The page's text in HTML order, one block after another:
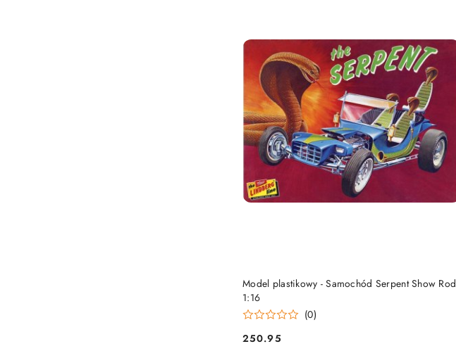
Model plastikowy - Samochód Serpent Show Rod
1:16
(0)
Cena:
250.95
DO KOSZYKA